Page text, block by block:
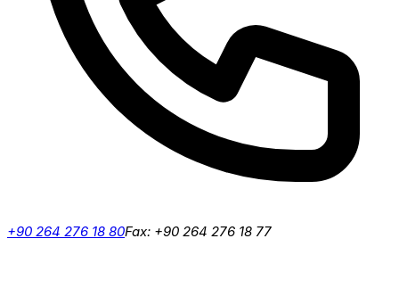
+90 264 276 18 80Fax: +90 264 276 18 77